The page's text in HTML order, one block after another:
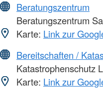
Beratungszentrum
Beratungszentrum
Karte: Link zur
Bereitschaften /
Katastrophenschutz
Karte: Link zur